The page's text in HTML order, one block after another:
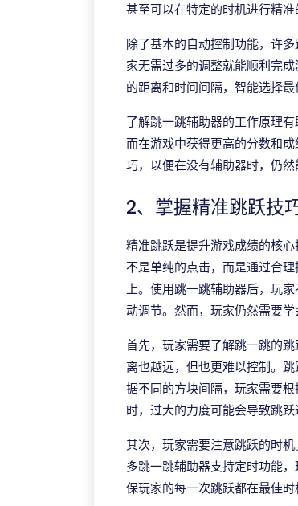
甚至可以在特定的时机进行精
除了基本的自动控制功能，许
家无需过多的调整就能顺利完
的距离和时间间隔，智能选择
了解跳一跳辅助器的工作原理
而在游戏中获得更高的分数和
巧，以便在没有辅助器时，仍然
2、掌握精准跳跃技
精准跳跃是提升游戏成绩的核
不是单纯的点击，而是通过合
上。使用跳一跳辅助器后，玩
动调节。然而，玩家仍然需要
首先，玩家需要了解跳一跳的
离也越远，但也更难以控制。
据不同的方块间隔，玩家需要
时，过大的力度可能会导致跳跃
其次，玩家需要注意跳跃的时
多跳一跳辅助器支持定时功能
保玩家的每一次跳跃都在最佳